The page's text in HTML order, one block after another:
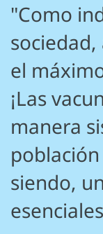
"Como
el
¡Las
manera
siendo,